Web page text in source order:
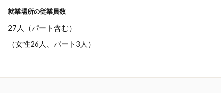
就業場所の従業員数
27人（パート含む）
（女性26人、パート3人）